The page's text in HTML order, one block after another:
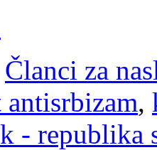
Članci za
,
- republika